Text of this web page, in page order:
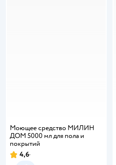
Моющее средство МИЛИН
ДОМ 5000 мл для пола и
покрытий
Рейтинг:
4,6